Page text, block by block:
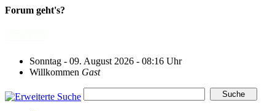
Forum geht's?
Sonntag - 09. August 2026 - 08:16 Uhr
Willkommen Gast